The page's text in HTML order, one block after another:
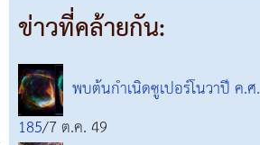
ข่าวที่คล้ายกัน:
พบต้นกำเนิดซูเปอร์โนวาปี ค.ศ.
185/7 ต.ค. 49